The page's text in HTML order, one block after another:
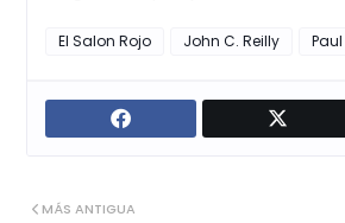
El Salon Rojo John C. Reilly
MÁS ANTIGUA